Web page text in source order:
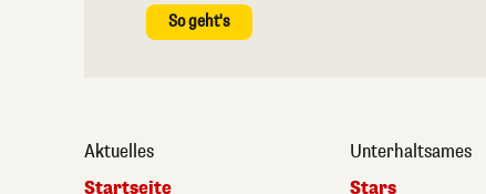
So geht's
Aktuelles
Startseite
Unterhaltsames
Stars